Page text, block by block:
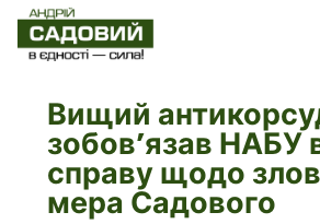
Вищий
зобов’язав НАБУ
справу щодо
мера Садового